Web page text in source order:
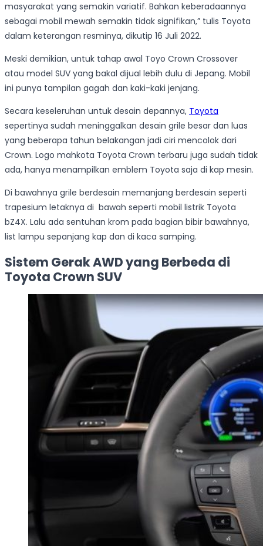
masyarakat yang semakin variatif. Bahkan keberadaannya
sebagai mobil mewah semakin tidak signifikan,” tulis Toyota
dalam keterangan resminya, dikutip 16 Juli 2022.
Meski demikian, untuk tahap awal Toyo Crown Crossover
atau model SUV yang bakal dijual lebih dulu di Jepang. Mobil
ini punya tampilan gagah dan kaki-kaki jenjang.
Secara keseleruhan untuk desain depannya, Toyota
sepertinya sudah meninggalkan desain grile besar dan luas
yang beberapa tahun belakangan jadi ciri mencolok dari
Crown. Logo mahkota Toyota Crown terbaru juga sudah tidak
ada, hanya menampilkan emblem Toyota saja di kap mesin.
Di bawahnya grile berdesain memanjang berdesain seperti
trapesium letaknya di bawah seperti mobil listrik Toyota
bZ4X. Lalu ada sentuhan krom pada bagian bibir bawahnya,
list lampu sepanjang kap dan di kaca samping.
Sistem Gerak AWD yang Berbeda di
Toyota Crown SUV